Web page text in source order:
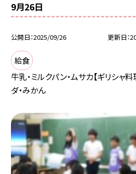
9月26日
公開日 2025/09/26 更新日
給食
牛乳・ミルクパン・ムサカ【ギリシャ
ダ・みかん